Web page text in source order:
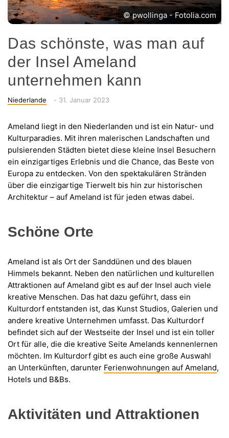
© pwollinga - Fotolia.com
Das schönste, was man auf
der Insel Ameland
unternehmen kann
Categories
Niederlande - Posted
31. Januar 2023
Ameland liegt in den Niederlanden und ist ein Natur- und
Kulturparadies. Mit ihren malerischen Landschaften und
pulsierenden Städten bietet diese kleine Insel Besuchern
ein einzigartiges Erlebnis und die Chance, das Beste von
Europa zu entdecken. Von den spektakulären Stränden
über die einzigartige Tierwelt bis hin zur historischen
Architektur – auf Ameland ist für jeden etwas dabei.
Schöne Orte
Ameland ist als Ort der Sanddünen und des blauen
Himmels bekannt. Neben den natürlichen und kulturellen
Attraktionen auf Ameland gibt es auf der Insel auch viele
kreative Menschen. Das hat dazu geführt, dass ein
Kulturdorf entstanden ist, das Kunst Studios, Galerien und
andere kreative Unternehmen umfasst. Das Kulturdorf
befindet sich auf der Westseite der Insel und ist ein toller
Ort für alle, die die kreative Seite Amelands kennenlernen
möchten. Im Kulturdorf gibt es auch eine große Auswahl
an Unterkünften, darunter Ferienwohnungen auf Ameland,
Hotels und B&Bs.
Aktivitäten und Attraktionen